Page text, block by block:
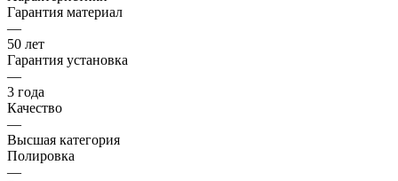
Гарантия материал
—
50 лет
Гарантия установка
—
3 года
Качество
—
Высшая категория
Полировка
—